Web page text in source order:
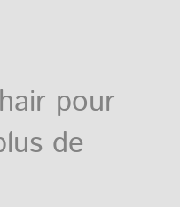
pour
de